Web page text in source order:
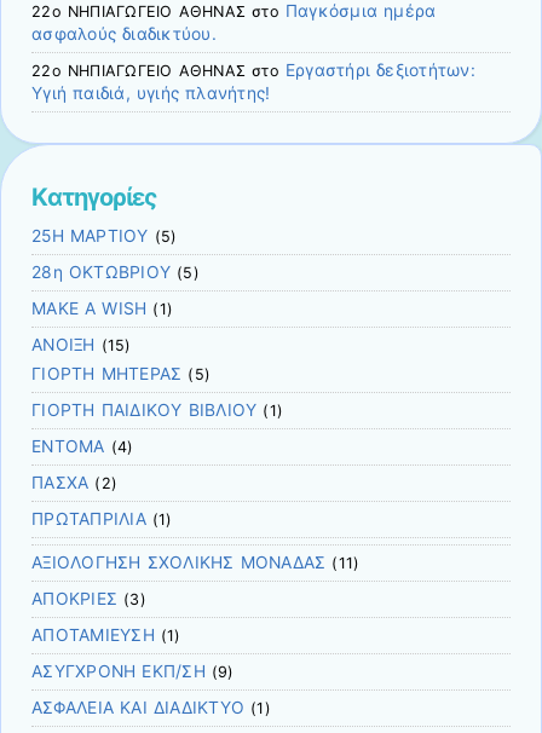
22ο ΝΗΠΙΑΓΩΓΕΙΟ ΑΘΗΝΑΣ στο Παγκόσμια ημέρα
ασφαλούς διαδικτύου.
22ο ΝΗΠΙΑΓΩΓΕΙΟ ΑΘΗΝΑΣ στο Eργαστήρι δεξιοτήτων:
Υγιή παιδιά, υγιής πλανήτης!
Kατηγορίες
25Η ΜΑΡΤΙΟΥ (5)
28η ΟΚΤΩΒΡΙΟΥ (5)
MAKE A WISH (1)
ΑΝΟΙΞΗ (15)
ΓΙΟΡΤΗ ΜΗΤΕΡΑΣ (5)
ΓΙΟΡΤΗ ΠΑΙΔΙΚΟΥ ΒΙΒΛΙΟΥ (1)
ΕΝΤΟΜΑ (4)
ΠΑΣΧΑ (2)
ΠΡΩΤΑΠΡΙΛΙΑ(1)
ΑΞΙΟΛΟΓΗΣΗ ΣΧΟΛΙΚΗΣ ΜΟΝΑΔΑΣ (11)
ΑΠΟΚΡΙΕΣ (3)
ΑΠΟΤΑΜΙΕΥΣΗ (1)
ΑΣΥΓΧΡΟΝΗ ΕΚΠ/ΣΗ (9)
ΑΣΦΑΛΕΙΑ ΚΑΙ ΔΙΑΔΙΚΤΥΟ (1)